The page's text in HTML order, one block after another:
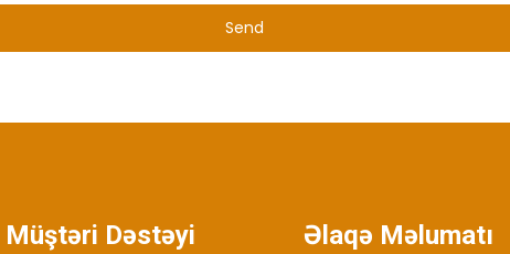
Send
Müştəri Dəstəyi Əlaqə Məlumatı